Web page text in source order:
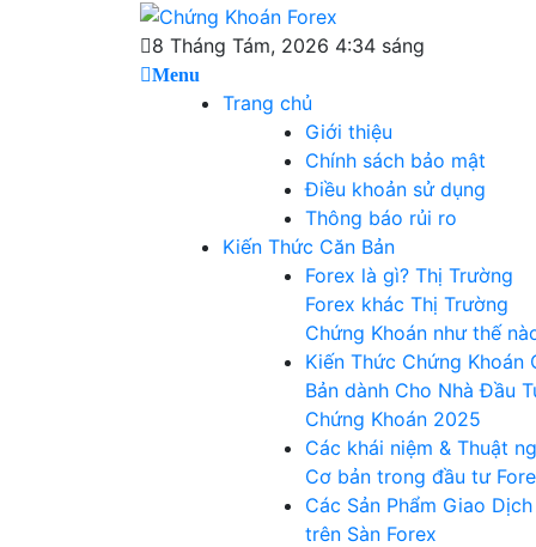
Chứng Khoán
Forex
Blog chia sẻ về Chứng Khoán và Forex
8 Tháng Tám, 2026 4:34 sáng
Menu
Trang chủ
Giới thiệu
Chính sách bảo mật
Điều khoản sử dụng
Thông báo rủi ro
Kiến Thức Căn Bản
Forex là gì? Thị Trường
Forex khác Thị Trường
Chứng Khoán như thế
Kiến Thức Chứng Khoán
Bản dành Cho Nhà Đầu
Chứng Khoán 2025
Các khái niệm & Thuật
Cơ bản trong đầu tư
Các Sản Phẩm Giao Dịch
trên Sàn Forex